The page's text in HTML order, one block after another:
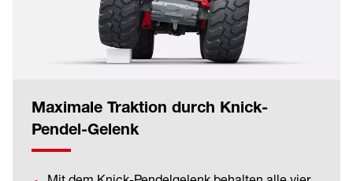
Maximale Traktion durch Knick-
Pendel-Gelenk